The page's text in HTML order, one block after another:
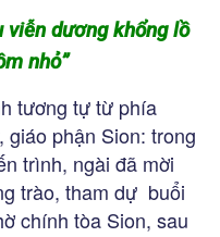
viễn dương khổng lồ
nhỏ”
tương tự từ phía
giáo phận Sion: trong
trình, ngài đã mời
trào, tham dự buổi
chính tòa Sion, sau